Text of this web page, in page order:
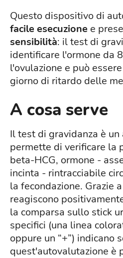
Questo dispositivo di
facile esecuzione e
sensibilità: il test di
identificare l'ormone da
l'ovulazione e può
giorno di ritardo delle
A cosa serve
Il test di gravidanza è un
permette di verificare la
beta-HCG, ormone -
incinta - rintracciabile
la fecondazione. Grazie
reagiscono
la comparsa sullo stick
specifici (una linea
oppure un “+”) indicano
quest'autovalutazione è